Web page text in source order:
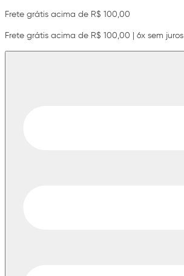
Frete grátis acima de R$ 100,00
Frete grátis acima de R$ 100,00 | 6x sem juros